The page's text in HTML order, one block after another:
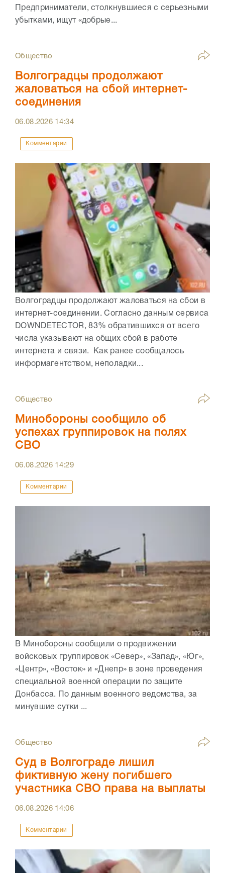
Предприниматели, столкнувшиеся с серьезными
убытками, ищут «добрые...
Общество
Волгоградцы продолжают
жаловаться на сбой интернет-
соединения
06.08.2026 14:34
Комментарии
Волгоградцы продолжают жаловаться на сбои в
интернет-соединении. Согласно данным сервиса
DOWNDETECTOR, 83% обратившихся от всего
числа указывают на общих сбой в работе
интернета и связи. Как ранее сообщалось
информагентством, неполадки...
Общество
Минобороны сообщило об
успехах группировок на полях
СВО
06.08.2026 14:29
Комментарии
В Минобороны сообщили о продвижении
войсковых группировок «Север», «Запад», «Юг»,
«Центр», «Восток» и «Днепр» в зоне проведения
специальной военной операции по защите
Донбасса. По данным военного ведомства, за
минувшие сутки ...
Общество
Суд в Волгограде лишил
фиктивную жену погибшего
участника СВО права на выплаты
06.08.2026 14:06
Комментарии